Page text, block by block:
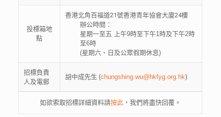
投標箱地
點
香港北角百福道21號香港青年協會大廈24樓
辦公時間：
星期一至五 上午9時至下午1時及下午2時
至6時
(星期六、日及公眾假期休息)
招標負責
人及電郵
胡中成先生 (chungshing.wu@hkfyg.org.hk)
如欲索取招標詳細資料請按此，我們將盡快回覆。